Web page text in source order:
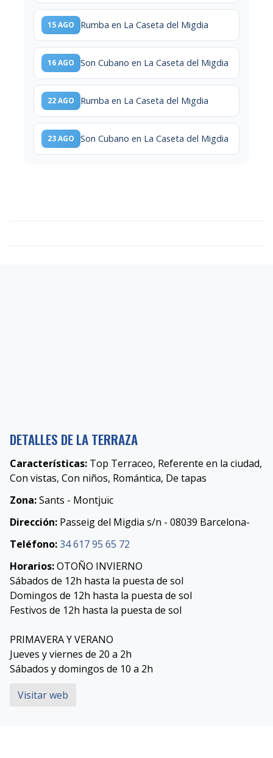
15 AGO Rumba en La Caseta del Migdia
16 AGO Son Cubano en La Caseta del Migdia
22 AGO Rumba en La Caseta del Migdia
23 AGO Son Cubano en La Caseta del Migdia
DETALLES DE LA TERRAZA
Características: Top Terraceo, Referente en la ciudad,
Con vistas, Con niños, Romántica, De tapas
Zona:Sants - Montjuïc
Dirección: Passeig del Migdia s/n - 08039 Barcelona-
Teléfono:34 617 95 65 72
Horarios:OTOÑO INVIERNO
Sábados de 12h hasta la puesta de sol
Domingos de 12h hasta la puesta de sol
Festivos de 12h hasta la puesta de sol
PRIMAVERA Y VERANO
Jueves y viernes de 20 a 2h
Sábados y domingos de 10 a 2h
Visitar web